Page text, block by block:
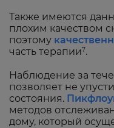
Также имеются
плохим качеством
поэтому
часть терапии7.
Наблюдение за
позволяет не
состояния.
методов
дому, который